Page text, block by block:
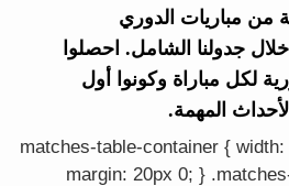
من مباريات الدوري
خلال جدولنا الشامل. احصلوا
لكل مباراة وكونوا أول
المهمة.
.matches-table-container {
margin: 20px 0; }